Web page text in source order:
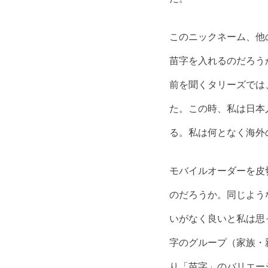
このニックネーム、
苗字を入れるのだろ
前を聞くタリーズで
た。この時、私は日
る。私は何となく海
モバイルオーダーを
のだろうか。同じよ
いがなく良いと私は
字のグループ（家族